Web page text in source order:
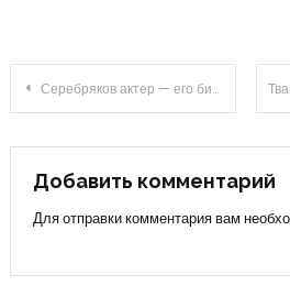
Навигация
по
записям
Серебряков актер — его биография, достижения и фильмы — все, что вы хотели знать о знаменитом российском артисте
Добавить комментарий
Для отправки комментария вам